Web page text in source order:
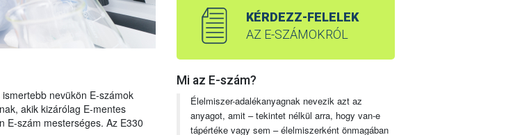
nevükön E-számok
akik kizárólag E-mentes
E-szám mesterséges. Az E330
KÉRDEZZ-FELELEK
AZ E-SZÁMOKRÓL
Mi az E-szám?
Élelmiszer-adalékanyagnak nevezik azt az
anyagot, amit – tekintet nélkül arra, hogy van-e
tápértéke vagy sem – élelmiszerként önmagában